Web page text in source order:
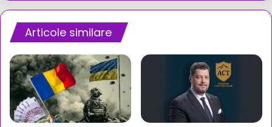
2025Articole similare